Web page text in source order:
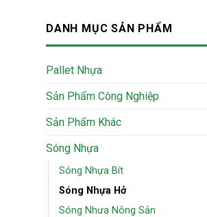
DANH MỤC SẢN PHẨM
Pallet Nhựa
Sản Phẩm Công Nghiệp
Sản Phẩm Khác
Sóng Nhựa
Sóng Nhựa Bít
Sóng Nhựa Hở
Sóng Nhưa Nông Sản